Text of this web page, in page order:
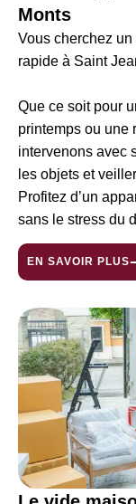
Monts
Vous cherchez
rapide à Saint
Que ce soit pour
printemps ou une
intervenons avec
les objets et
Profitez d’un
sans le stress du
EN SAVOIR PLUS